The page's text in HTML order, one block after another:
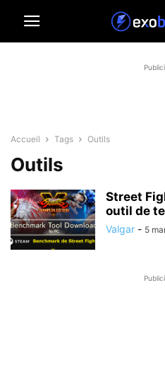
Accueil Tags Outils
Outils
Street
outil de
Valgar - 5